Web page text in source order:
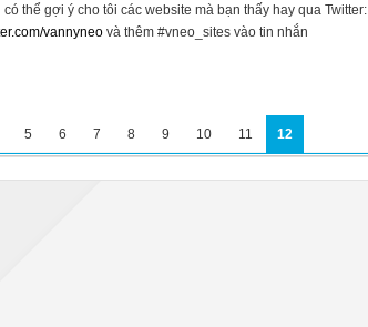
có thể gợi ý cho tôi các website mà bạn thấy hay qua Twitter:
vannyneo và thêm #vneo_sites vào tin nhắn
5 6 7 8 9 10 11 12